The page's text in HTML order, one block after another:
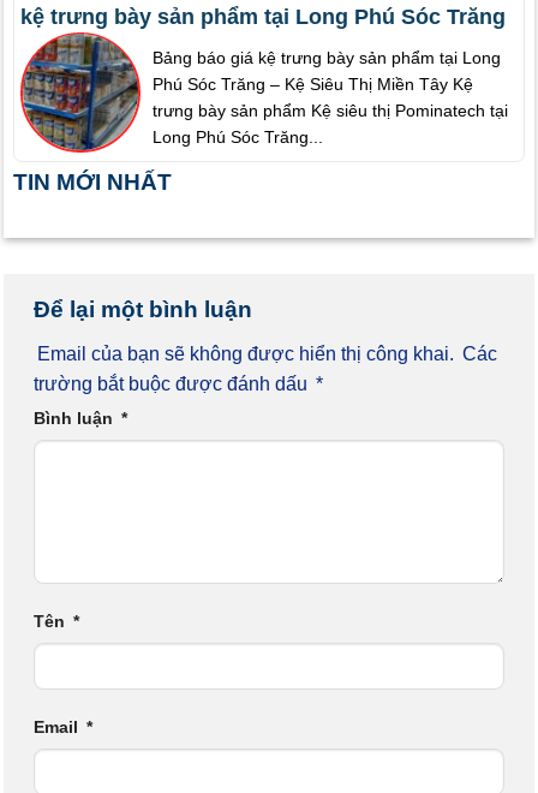
kệ trưng bày sản phẩm tại Long Phú Sóc Trăng
Bảng báo giá kệ trưng bày sản phẩm tại Long
Phú Sóc Trăng – Kệ Siêu Thị Miền Tây Kệ
trưng bày sản phẩm Kệ siêu thị Pominatech tại
Long Phú Sóc Trăng...
TIN MỚI NHẤT
Để lại một bình luận
Email của bạn sẽ không được hiển thị công khai. Các
trường bắt buộc được đánh dấu *
Bình luận *
Tên *
Email *